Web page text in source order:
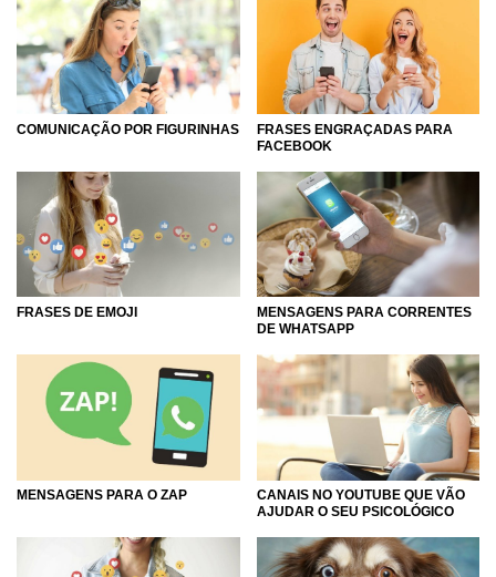
COMUNICAÇÃO POR FIGURINHAS
FRASES ENGRAÇADAS PARA
FACEBOOK
FRASES DE EMOJI
MENSAGENS PARA CORRENTES
DE WHATSAPP
MENSAGENS PARA O ZAP
CANAIS NO YOUTUBE QUE VÃO
AJUDAR O SEU PSICOLÓGICO